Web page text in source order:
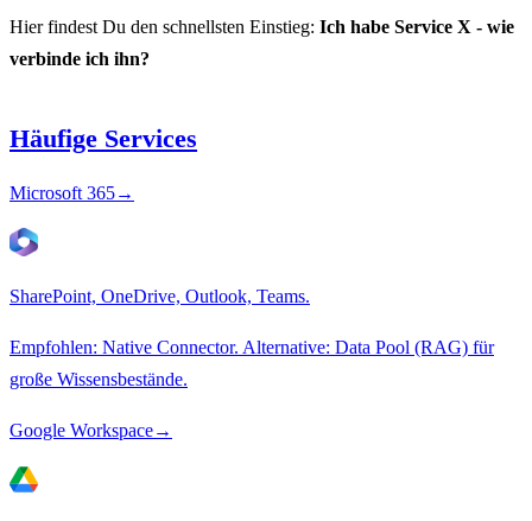
Hier findest Du den schnellsten Einstieg: Ich habe Service X - wie
verbinde ich ihn?
Häufige Services
Microsoft 365→
SharePoint, OneDrive, Outlook, Teams.
Empfohlen: Native Connector. Alternative: Data Pool (RAG) für
große Wissensbestände.
Google Workspace→